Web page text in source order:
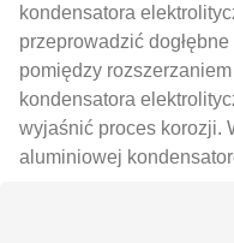
kondensatora
przeprowadzić
pomiędzy
kondensatora
wyjaśnić proces korozji.
aluminiowej